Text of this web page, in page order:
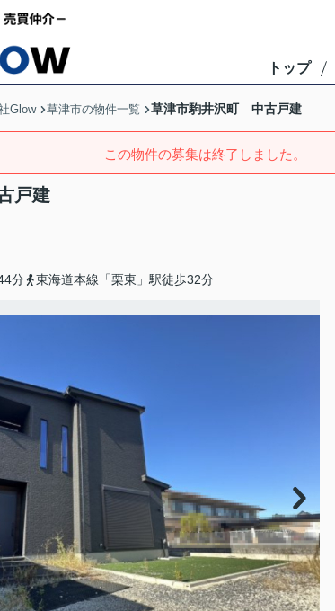
トップ
Glow 草津市の物件一覧 草津市駒井沢町 中古戸建
この物件の募集は終了しました。
戸建
分
東海道本線「栗東」駅徒歩32分